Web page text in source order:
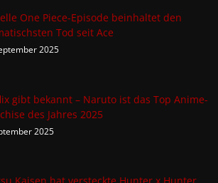
One Piece-Episode beinhaltet den
Tod seit Ace
2025
gibt bekannt – Naruto ist das Top Anime-
des Jahres 2025
2025